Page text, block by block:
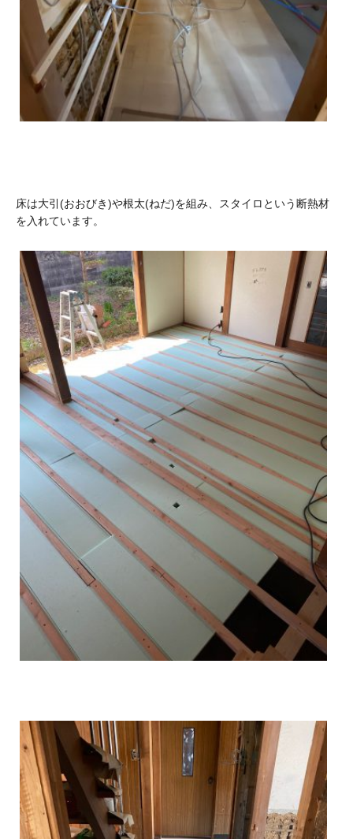
床は大引(おおびき)や根太(ねだ)を組み、スタイロという断熱材
を入れています。